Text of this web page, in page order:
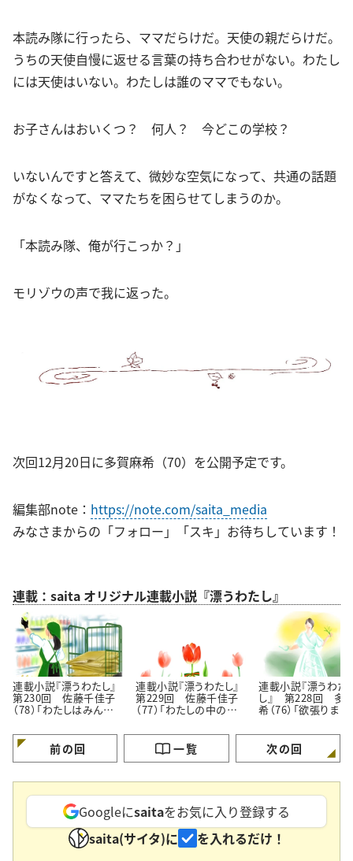
本読み隊に行ったら、ママだらけだ。天使の親だらけだ。
うちの天使自慢に返せる言葉の持ち合わせがない。わたし
には天使はいない。わたしは誰のママでもない。
お子さんはおいくつ？ 何人？ 今どこの学校？
いないんですと答えて、微妙な空気になって、共通の話題
がなくなって、ママたちを困らせてしまうのか。
「本読み隊、俺が行こっか？」
モリゾウの声で我に返った。
次回12月20日に多賀麻希（70）を公開予定です。
編集部note： https://note.com/saita_media
みなさまからの「フォロー」「スキ」お待ちしています！
連載：saita オリジナル連載小説『漂うわたし』
連載小説『漂うわたし』
第230回 佐藤千佳子
（78）「わたしはみんな
連載小説『漂うわたし』
第229回 佐藤千佳子
（77）「わたしの中の認
連載小説『漂うわた
し』 第228回 多
希（76）「欲張りまし
前の回 一覧 次の回
Googleにsaitaをお気に入り登録する
saita(サイタ)に
を入れるだけ！